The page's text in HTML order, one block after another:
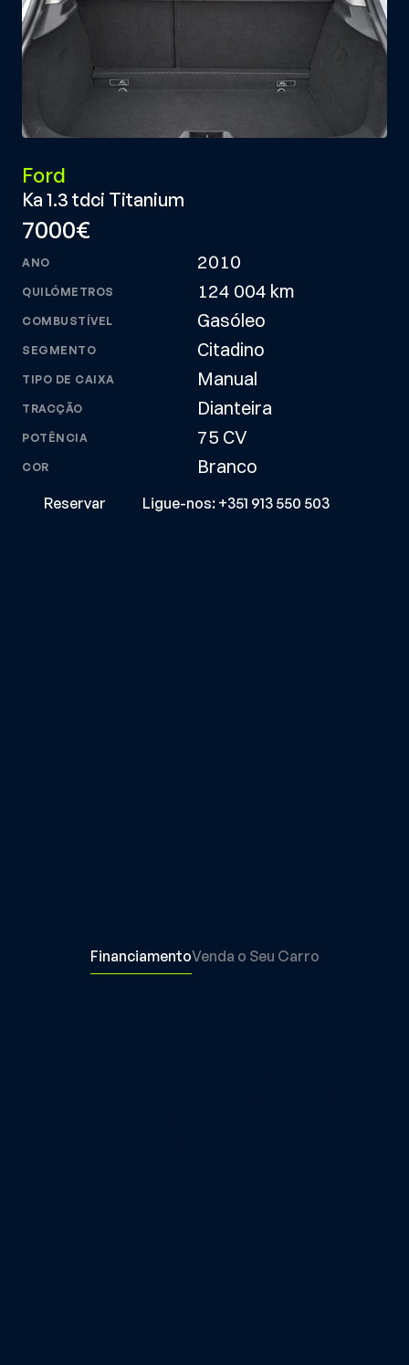
Ford
Ka 1.3 tdci Titanium
7000€
ANO 2010
QUILÓMETROS 124 004 km
COMBUSTÍVEL Gasóleo
SEGMENTO Citadino
TIPO DE CAIXA Manual
TRACÇÃO Dianteira
POTÊNCIA 75 CV
COR Branco
Reservar Ligue-nos: +351 913 550 503
FinanciamentoVenda o Seu Carro